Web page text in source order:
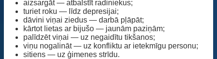
aizsargāt — atbalstīt radiniekus;
turiet roku — līdz depresijai;
dāvini viņai ziedus — darbā pļāpāt;
kārtot lietas ar bijušo — jaunām paziņām;
palīdzēt viņai — uz negaidītu tikšanos;
viņu nogalināt — uz konfliktu ar ietekmīgu personu;
sitiens — uz ģimenes strīdu.